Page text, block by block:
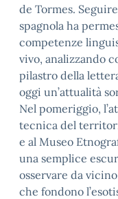
de Tormes.
spagnola ha
competenze
vivo, analizzando
pilastro della
oggi un’attualità
Nel pomeriggio,
tecnica del
e al Museo
una semplice
osservare da
che fondono